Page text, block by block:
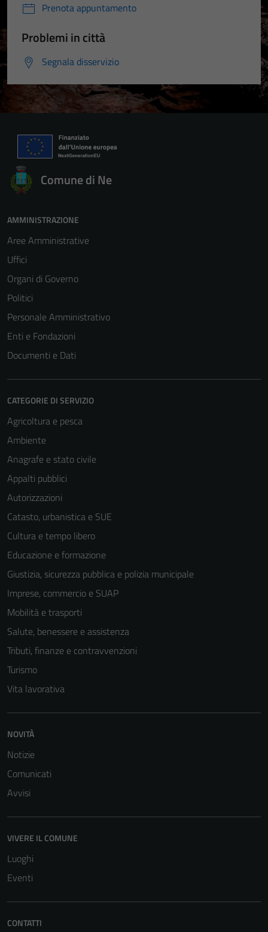
Prenota appuntamento
Problemi in città
Segnala disservizio
Comune di Ne
AMMINISTRAZIONE
Aree Amministrative
Uffici
Organi di Governo
Politici
Personale Amministrativo
Enti e Fondazioni
Documenti e Dati
CATEGORIE DI SERVIZIO
Agricoltura e pesca
Ambiente
Anagrafe e stato civile
Appalti pubblici
Autorizzazioni
Catasto, urbanistica e SUE
Cultura e tempo libero
Educazione e formazione
Giustizia, sicurezza pubblica e polizia municipale
Imprese, commercio e SUAP
Mobilità e trasporti
Salute, benessere e assistenza
Tributi, finanze e contravvenzioni
Turismo
Vita lavorativa
NOVITÀ
Notizie
Comunicati
Avvisi
VIVERE IL COMUNE
Luoghi
Eventi
CONTATTI